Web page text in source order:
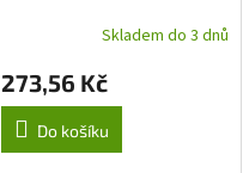
Skladem do 3 dnů
273,56 Kč
Do košíku